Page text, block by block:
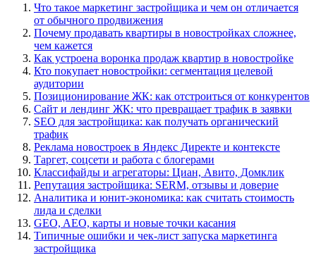
Что такое маркетинг застройщика и чем он отличается
от обычного продвижения
Почему продавать квартиры в новостройках сложнее,
чем кажется
Как устроена воронка продаж квартир в новостройке
Кто покупает новостройки: сегментация целевой
аудитории
Позиционирование ЖК: как отстроиться от конкурентов
Сайт и лендинг ЖК: что превращает трафик в заявки
SEO для застройщика: как получать органический
трафик
Реклама новостроек в Яндекс Директе и контексте
Таргет, соцсети и работа с блогерами
Классифайды и агрегаторы: Циан, Авито, Домклик
Репутация застройщика: SERM, отзывы и доверие
Аналитика и юнит-экономика: как считать стоимость
лида и сделки
GEO, AEO, карты и новые точки касания
Типичные ошибки и чек-лист запуска маркетинга
застройщика